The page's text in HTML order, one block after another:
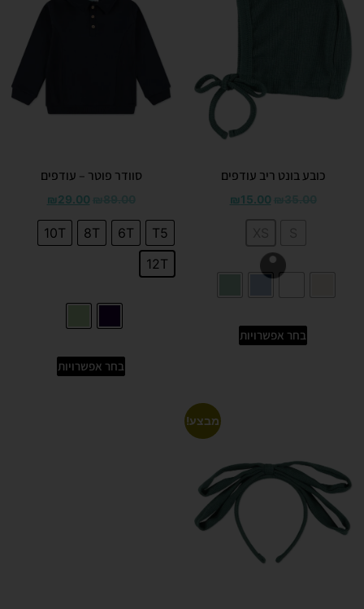
כובע בונט ריב עודפים
₪15.00
בחר אפשרויות
סוודר פוטר – עודפים
₪29.00
T5
6T
8T
10T
12T
בחר אפשרויות
מבצע!